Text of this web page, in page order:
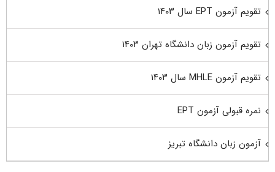
تقویم آزمون EPT سال ۱۴۰۳
تقویم آزمون زبان دانشگاه تهران ۱۴۰۳
تقویم آزمون MHLE سال ۱۴۰۳
نمره قبولی آزمون EPT
آزمون زبان دانشگاه تبریز